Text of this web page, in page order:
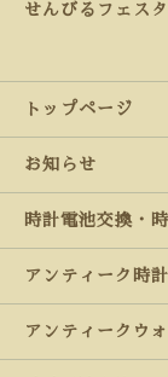
せんびるフェスタ
トップページ
お知らせ
時計電池交換・
アンティーク時
アンティークウ